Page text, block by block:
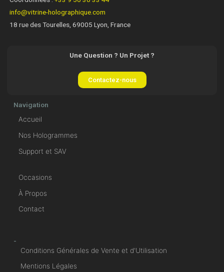
info@vitrine-holographique.com
18 rue des Tourelles, 69005 Lyon, France
Une Question ? Un Projet ?
Contactez-nous
Navigation
Accueil
Nos Hologrammes
Support et SAV
Occasions
À Propos
Contact
-
Conditions Générales de Vente et d'Utilisation
Mentions Légales